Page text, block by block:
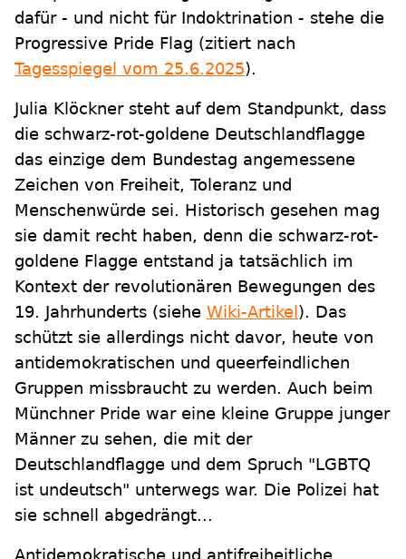
dafür - und nicht für Indoktrination - stehe die
Progressive Pride Flag (zitiert nach
Tagesspiegel vom 25.6.2025).
Julia Klöckner steht auf dem Standpunkt, dass
die schwarz-rot-goldene Deutschlandflagge
das einzige dem Bundestag angemessene
Zeichen von Freiheit, Toleranz und
Menschenwürde sei. Historisch gesehen mag
sie damit recht haben, denn die schwarz-rot-
goldene Flagge entstand ja tatsächlich im
Kontext der revolutionären Bewegungen des
19. Jahrhunderts (siehe Wiki-Artikel ). Das
schützt sie allerdings nicht davor, heute von
antidemokratischen und queerfeindlichen
Gruppen missbraucht zu werden. Auch beim
Münchner Pride war eine kleine Gruppe junger
Männer zu sehen, die mit der
Deutschlandflagge und dem Spruch "LGBTQ
ist undeutsch" unterwegs war. Die Polizei hat
sie schnell abgedrängt...
Antidemokratische und antifreiheitliche